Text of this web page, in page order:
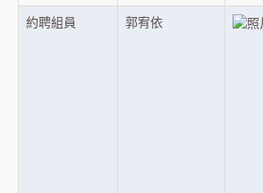
約聘組員 郭宥依